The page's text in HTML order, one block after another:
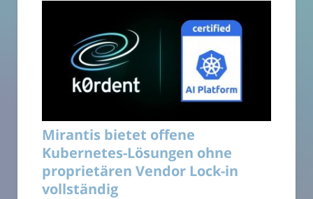
Mirantis bietet offene
Kubernetes-Lösungen ohne
proprietären Vendor Lock-in
vollständig